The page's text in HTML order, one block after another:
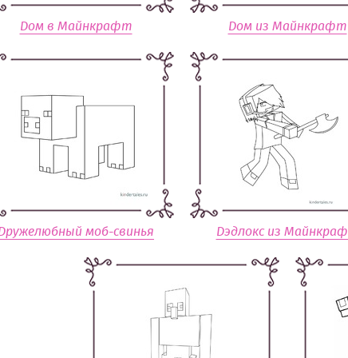
Дом в Майнкрафт Дом из Майнкрафт
моб-свинья Дэдлокс из